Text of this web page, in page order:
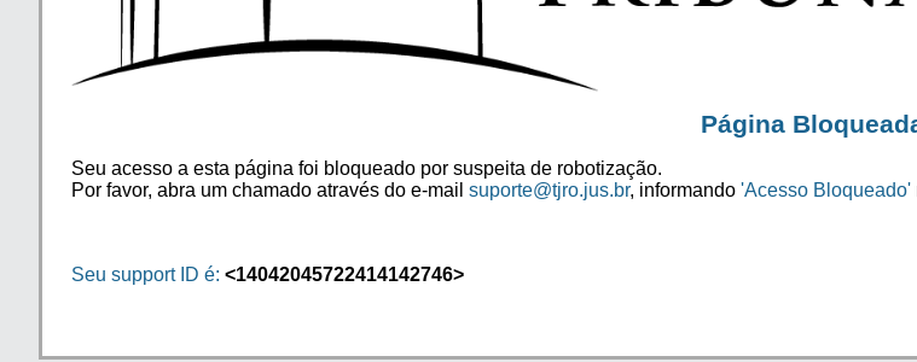
Página
Seu acesso a esta página foi bloqueado por suspeita de robotização.
Por favor, abra um chamado através do e-mail suporte@tjro.jus.br, informando 'Acesso Bloqueado'
Seu support ID é: <14042045722414142746>